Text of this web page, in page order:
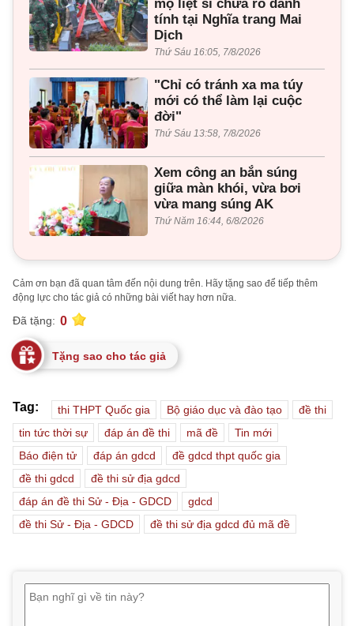
mộ liệt sĩ chưa rõ danh
tính tại Nghĩa trang Mai
Dịch
Thứ Sáu 16:05, 7/8/2026
"Chỉ có tránh xa ma túy
mới có thể làm lại cuộc
đời"
Thứ Sáu 13:58, 7/8/2026
Xem công an bắn súng
giữa màn khói, vừa bơi
vừa mang súng AK
Thứ Năm 16:44, 6/8/2026
Cảm ơn bạn đã quan tâm đến nội dung trên. Hãy tặng sao để tiếp thêm
động lực cho tác giả có những bài viết hay hơn nữa.
Đã tặng: 0
Tặng sao cho tác giả
Tag: thi THPT Quốc gia Bộ giáo dục và đào tạo
đề thi
tin tức thời sự
đáp án đề thi mã đề
Tin mới
Báo điện tử
đáp án gdcd
đề gdcd thpt quốc gia
đề thi gdcd
đề thi sử địa gdcd
đáp án đề thi Sử - Địa - GDCD
gdcd
đề thi Sử - Địa - GDCD
đề thi sử địa gdcd đủ mã đề